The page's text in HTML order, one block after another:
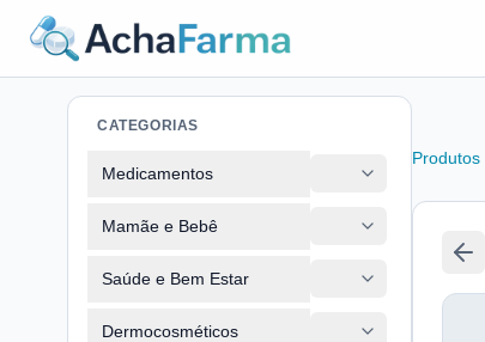
CATEGORIAS
Medicamentos
Mamãe e Bebê
Saúde e Bem Estar
Dermocosméticos
Produtos